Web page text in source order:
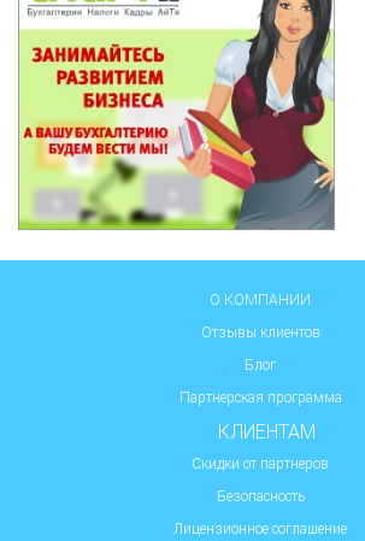
О КОМПАНИИ
Отзывы клиентов
Блог
Партнерская программа
КЛИЕНТАМ
Скидки от партнеров
Безопасность
Лицензионное соглашение